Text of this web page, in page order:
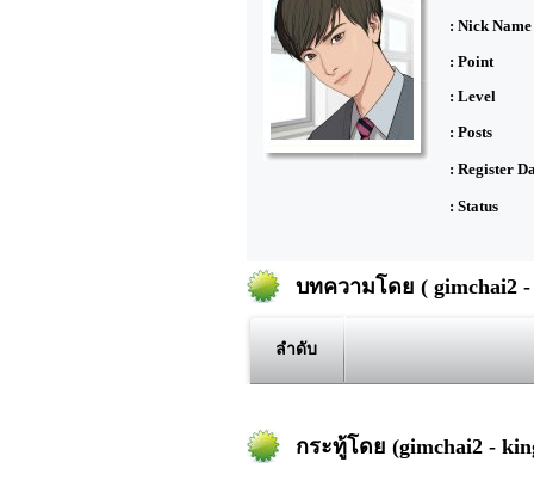
: Nick Name
: Point
: Level
: Posts
: Register
: Status
บทความโดย ( gimchai2
ลำดับ
กระทู้โดย (gimchai2 -